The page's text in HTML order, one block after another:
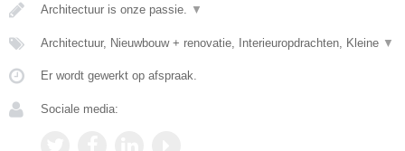
Architectuur is onze passie. ▼
Architectuur, Nieuwbouw + renovatie, Interieuropdrachten, Kleine ▼
Er wordt gewerkt op afspraak.
Sociale media: